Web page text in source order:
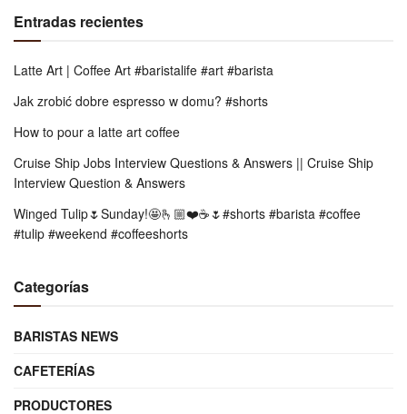
Entradas recientes
Latte Art | Coffee Art #baristalife #art #barista
Jak zrobić dobre espresso w domu? #shorts
How to pour a latte art coffee
Cruise Ship Jobs Interview Questions & Answers || Cruise Ship
Interview Question & Answers
Winged Tulip🌷Sunday!🤩🫰🏼❤️☕️🌷#shorts #barista #coffee
#tulip #weekend #coffeeshorts
Categorías
BARISTAS NEWS
CAFETERÍAS
PRODUCTORES